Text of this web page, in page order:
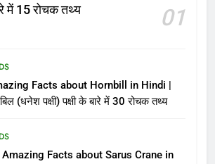
में 15 रोचक तथ्य
01
Facts about Hornbill in Hindi |
(धनेश पक्षी) पक्षी के बारे में 30 रोचक तथ्य
Facts about Sarus Crane in